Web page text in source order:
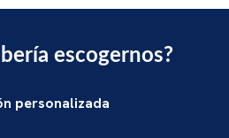
escogernos?
personalizada